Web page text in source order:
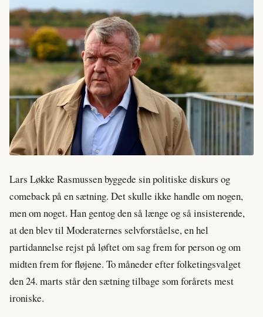
Lars Løkke Rasmussen byggede sin politiske diskurs og
comeback på en sætning. Det skulle ikke handle om nogen,
men om noget. Han gentog den så længe og så insisterende,
at den blev til Moderaternes selvforståelse, en hel
partidannelse rejst på løftet om sag frem for person og om
midten frem for fløjene. To måneder efter folketingsvalget
den 24. marts står den sætning tilbage som forårets mest
ironiske.